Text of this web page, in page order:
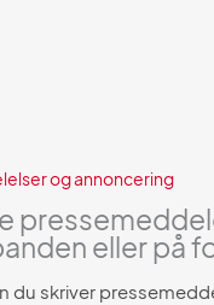
og annoncering
eller på
du skriver